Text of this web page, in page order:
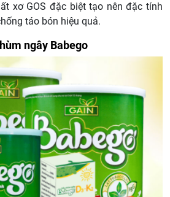
xơ GOS đặc biệt tạo nên đặc tính
táo bón hiệu quả.
ngây Babego